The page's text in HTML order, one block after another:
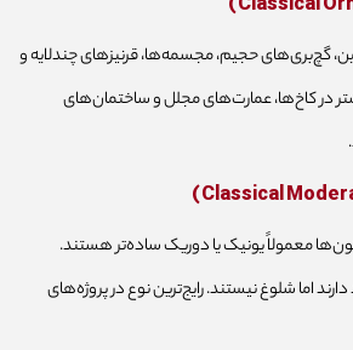
گچ‌بری‌های حجیم، مجسمه‌ها، قرنیزهای چندلایه و
در کاخ‌ها، عمارت‌های مجلل و ساختمان‌های
معمولاً یونیک یا دوریک ساده‌تر هستند.
اما شلوغ نیستند. رایج‌ترین نوع در پروژه‌های